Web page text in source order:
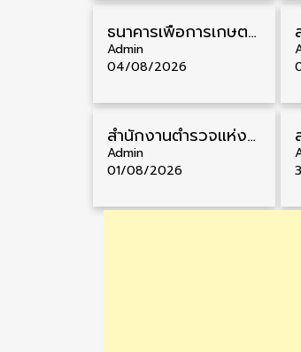
ธนาคารเพื่อการเกษตรและสหกรณ์การเกษตร รับสมัครบุคคลเพื่อเป็นผู้ช่วยพนักงาน วุฒิ ป.ตรี 5 อัตรา รับสมัคร 4 – 14 สิงหาคม
Admin
04/08/2026
สำนักงานตำรวจแห่งชาติ รับสมัครสอบนายสิบตำรวจ วุฒิ ม.6/ปวช. 6,000 อัตรา รับสมัคร 8 – 19 สิงหาคม
Admin
01/08/2026